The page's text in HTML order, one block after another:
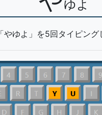
ゆよ
「やゆよ」を5回タイピン